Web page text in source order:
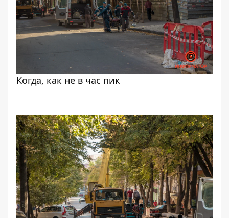
Когда, как не в час пик